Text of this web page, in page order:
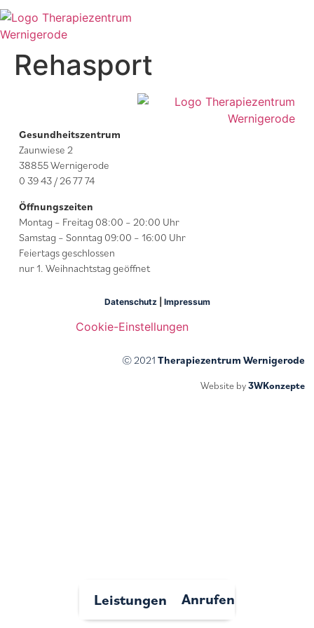
Leistungen Anrufen
Rehasport
Gesundheitszentrum
Zaunwiese 2
38855 Wernigerode
0 39 43 / 26 77 74
Öffnungszeiten
Montag – Freitag 08:00 – 20:00 Uhr
Samstag – Sonntag 09:00 – 16:00 Uhr
Feiertags geschlossen
nur 1. Weihnachtstag geöffnet
Datenschutz Impressum
Cookie-Einstellungen
© 2021 Therapiezentrum Wernigerode
Website by3WKonzepte